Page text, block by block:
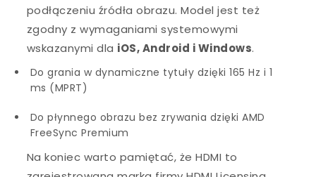
podłączeniu źródła obrazu. Model jest też
zgodny z wymaganiami systemowymi
wskazanymi dla iOS, Android i Windows.
Do grania w dynamiczne tytuły dzięki 165 Hz i 1
ms (MPRT)
Do płynnego obrazu bez zrywania dzięki AMD
FreeSync Premium
Na koniec warto pamiętać, że HDMI to